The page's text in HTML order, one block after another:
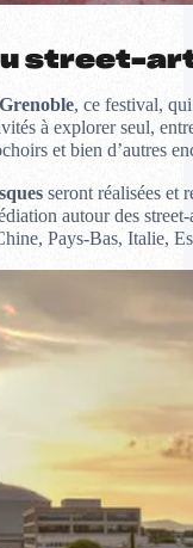
street-
, ce festival, qui
à explorer seul,
et bien d’autres
seront réalisées et
autour des
Pays-Bas, Italie,